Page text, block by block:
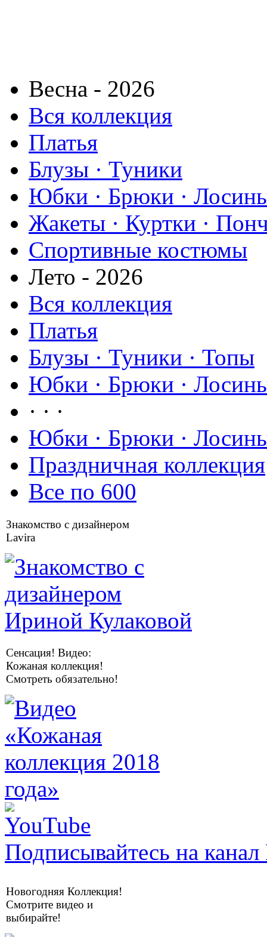
Весна - 2026
Вся коллекция
Платья
Блузы · Туники
Юбки · Брюки ·
Жакеты · Куртки ·
Спортивные костюмы
Лето - 2026
Вся коллекция
Платья
Блузы · Туники · Топы
Юбки · Брюки ·
· · ·
Юбки · Брюки ·
Праздничная коллекция
Все по 600
Знакомство с дизайнером
Lavira
Сенсация! Видео:
Кожаная коллекция!
Смотреть обязательно!
Подписывайтесь на
Новогодняя Коллекция!
Смотрите видео и
выбирайте!